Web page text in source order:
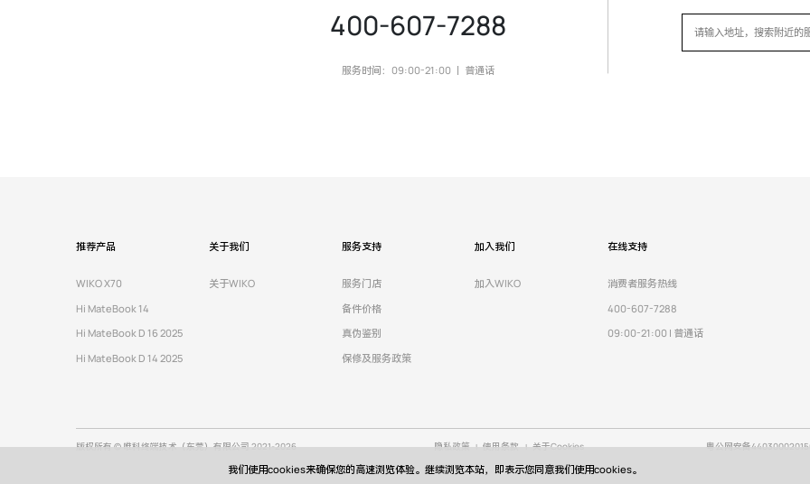
400-607-7288
服务时间：09:00-21:00 ｜ 普通话
推荐产品
WIKO X70
Hi MateBook 14
Hi MateBook D 16 2025
Hi MateBook D 14 2025
关于我们
关于WIKO
服务支持
服务门店
备件价格
真伪鉴别
保修及服务政策
加入我们
加入WIKO
在线支持
消费者服务热线
400-607-7288
09:00-21:00 | 普通话
版权所有 © 唯科终端技术（东莞）有限公司 2021-2026 隐私政策 使用条款 关于Cookies 粤公网安备
我们使用cookies来确保您的高速浏览体验。继续浏览本站，即表示您同意我们使用cookies。